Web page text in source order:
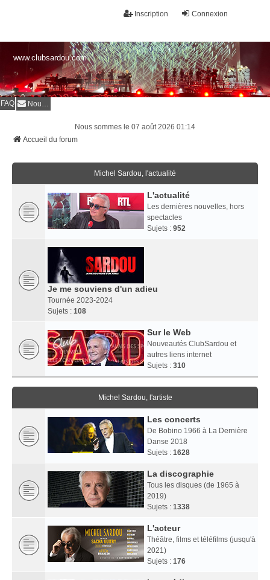
Connexion
Inscription
www.clubsardou.com
FAQ Nous contacter
Nous sommes le 07 août 2026 01:14
Accueil du forum
Michel Sardou, l'actualité
L'actualité
Les dernières nouvelles, hors
spectacles
Sujets : 952
Je me souviens d'un adieu
Tournée 2023-2024
Sujets : 108
Sur le Web
Nouveautés ClubSardou et
autres liens internet
Sujets : 310
Michel Sardou, l'artiste
Les concerts
De Bobino 1966 à La Dernière
Danse 2018
Sujets : 1628
La discographie
Tous les disques (de 1965 à
2019)
Sujets : 1338
L'acteur
Théâtre, films et téléfilms (jusqu'à
2021)
Sujets : 176